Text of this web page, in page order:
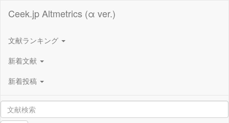
Ceek.jp Altmetrics (α ver.)
文献ランキング
新着文献
新着投稿